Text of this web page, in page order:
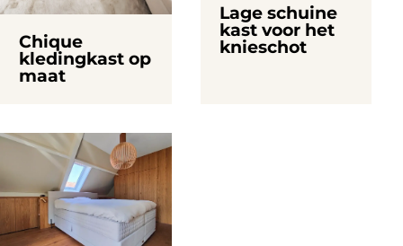
Chique
kledingkast op
maat
Lage schuine
kast voor het
knieschot